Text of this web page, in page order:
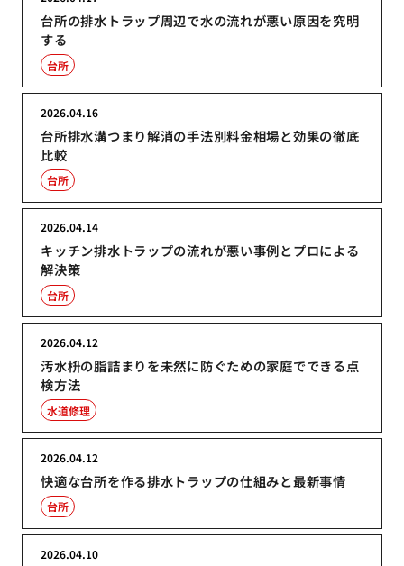
台所の排水トラップ周辺で水の流れが悪い原因を究明
する
台所
台所排水溝つまり解消の手法別料金相場と効果の徹底
比較
2026.04.16
台所
キッチン排水トラップの流れが悪い事例とプロによる
解決策
2026.04.14
台所
汚水枡の脂詰まりを未然に防ぐための家庭でできる点
検方法
2026.04.12
水道修理
快適な台所を作る排水トラップの仕組みと最新事情
2026.04.12
台所
2026.04.10